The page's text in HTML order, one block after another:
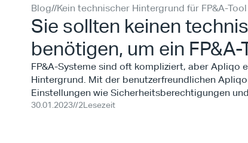
Blog//Kein technischer Hintergrund für FP&A-
Sie sollten keinen
benötigen, um ein
FP&A-Systeme sind oft kompliziert, aber Apliqo
Hintergrund. Mit der benutzerfreundlichen
Einstellungen wie Sicherheitsberechtigungen
30.01.2023//2Lesezeit